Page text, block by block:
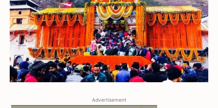
Advertisement